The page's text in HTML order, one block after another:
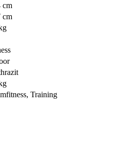
cm
cm
Training